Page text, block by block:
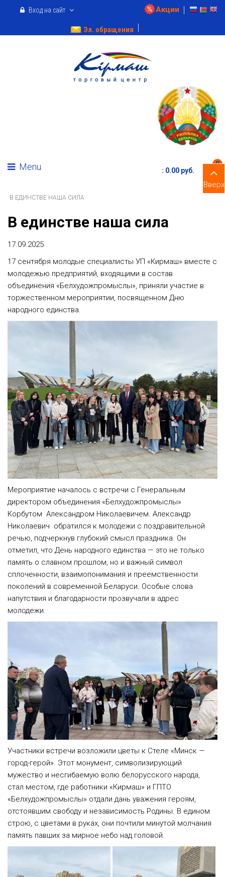
Акции
Вход на сайт
Эл. обращения
Menu
0
: 0.00 pуб.
В ЕДИНСТВЕ НАША СИЛА
В единстве наша сила
17.09.2025
17 сентября молодые специалисты УП «Кирмаш» вместе с
молодежью предприятий, входящими в состав
объединения «Белхудожпромыслы», приняли участие в
торжественном мероприятии, посвященном Дню
народного единства.
Мероприятие началось с встречи с Генеральным
директором объединения «Белхудожпромыслы»
Корбутом Александром Николаевичем. Александр
Николаевич обратился к молодежи с поздравительной
речью, подчеркнув глубокий смысл праздника. Он
отметил, что День народного единства — это не только
память о славном прошлом, но и важный символ
сплоченности, взаимопонимания и преемственности
поколений в современной Беларуси. Особые слова
напутствия и благодарности прозвучали в адрес
молодежи.
Участники встречи возложили цветы к Стеле «Минск —
город-герой». Этот монумент, символизирующий
мужество и несгибаемую волю белорусского народа,
стал местом, где работники «Кирмаш» и ГПТО
«Белхудожпромыслы» отдали дань уважения героям,
отстоявшим свободу и независимость Родины. В едином
строю, с цветами в руках, они почтили минутой молчания
память павших за мирное небо над головой.
Вверх